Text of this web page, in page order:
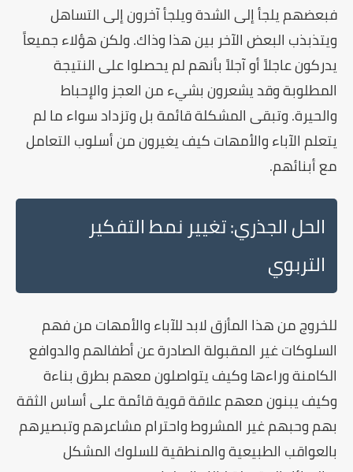
فبعضهم يلجأ إلى الشدة ويلجأ آخرون إلى التساهل
ويتذبذب البعض الآخر بين هذا وذاك. ولكن هؤلاء جميعاً
يدركون عاجلاً أو آجلاً بأنهم لم يحصلوا على النتيجة
المطلوبة وقد يشعرون بشيء من العجز والإحباط
والحيرة. وتبقى المشكلة قائمة بل وتزداد سواء ما لم
يتعلم الآباء والأمهات كيف يغيرون من أسلوب التعامل
مع أبنائهم.
الحل الجذري: تغيير نمط التفكير
التربوي
للخروج من هذا المأزق لابد للآباء والأمهات من فهم
السلوكات غير المقبولة الصادرة عن أطفالهم والدوافع
الكامنة وراءها وكيف يتواصلون معهم بطرق بناءة
وكيف يبنون معهم علاقة قوية قائمة على أساس الثقة
بهم وحبهم غير المشروط واحترام مشاعرهم وتبصيرهم
بالعواقب الطبيعية والمنطقية للسلوك المشكل